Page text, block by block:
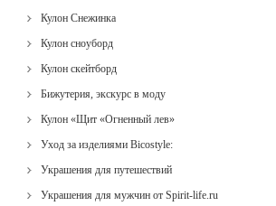
Кулон Снежинка
Кулон сноуборд
Кулон скейтборд
Бижутерия, экскурс в моду
Кулон «Щит «Огненный лев»
Уход за изделиями Bicostyle:
Украшения для путешествий
Украшения для мужчин от Spirit-life.ru